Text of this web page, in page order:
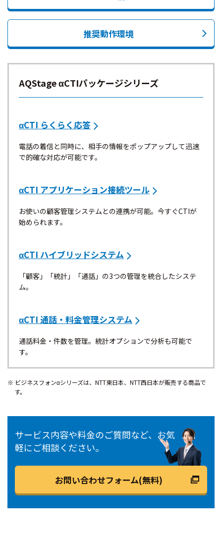
推奨動作環境
AQStage αCTIパッケージシリーズ
αCTI らくらく応答
電話の着信と同時に、相手の情報をポップアップして迅速
で的確な対応が可能です。
αCTI アプリケーション接続ツール
お使いの顧客管理システムとの連携が可能。今すぐCTIが
始められます。
αCTI ハイブリッドシステム
「顧客」「統計」「通話」の3つの管理を統合したシステ
ム。
αCTI 通話・料金管理システム
通話料金・件数を管理。統計オプションで分析も可能で
す。
ビジネスフォンαシリーズは、NTT東日本、NTT西日本が販売する商品で
す。
サービス内容や料金のご質問など、お気
軽にご相談ください。
お問い合わせフォーム(無料)